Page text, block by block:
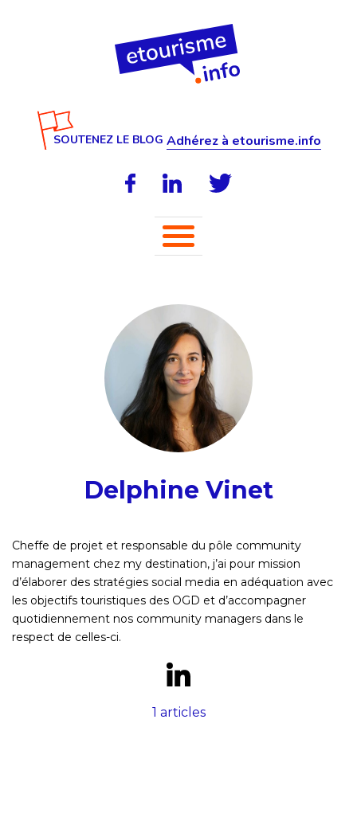
SOUTENEZ LE BLOG Adhérez à etourisme.info
Delphine Vinet
Cheffe de projet et responsable du pôle community
management chez my destination, j’ai pour mission
d’élaborer des stratégies social media en adéquation avec
les objectifs touristiques des OGD et d’accompagner
quotidiennement nos community managers dans le
respect de celles-ci.
1 articles